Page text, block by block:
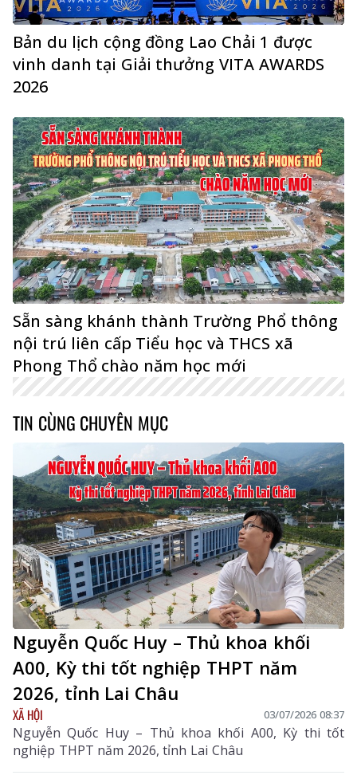
Bản du lịch cộng đồng Lao Chải 1 được
vinh danh tại Giải thưởng VITA AWARDS
2026
Sẵn sàng khánh thành Trường Phổ thông
nội trú liên cấp Tiểu học và THCS xã
Phong Thổ chào năm học mới
TIN CÙNG CHUYÊN MỤC
Nguyễn Quốc Huy – Thủ khoa khối
A00, Kỳ thi tốt nghiệp THPT năm
2026, tỉnh Lai Châu
XÃ HỘI 03/07/2026 08:37
Nguyễn Quốc Huy – Thủ khoa khối A00, Kỳ thi tốt
nghiệp THPT năm 2026, tỉnh Lai Châu